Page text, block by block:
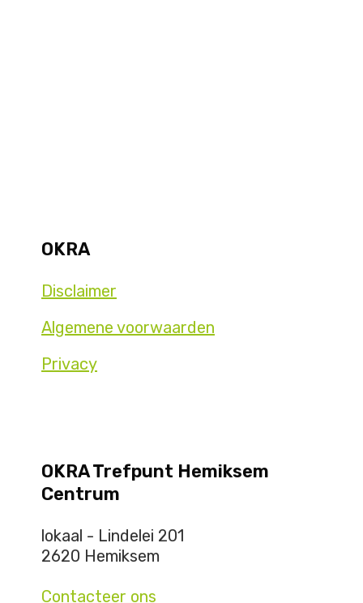
OKRA
Disclaimer
Algemene voorwaarden
Privacy
OKRA Trefpunt Hemiksem
Centrum
lokaal - Lindelei 201
2620 Hemiksem
Contacteer ons